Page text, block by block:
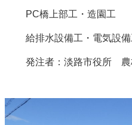
PC橋上部工・造園工
給排水設備工・電気設備
発注者：淡路市役所 農